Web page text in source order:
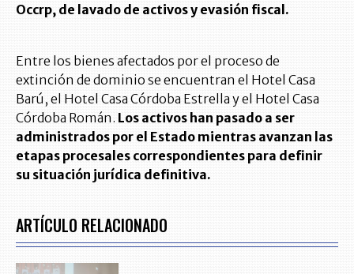
Occrp, de lavado de activos y evasión fiscal.
Entre los bienes afectados por el proceso de
extinción de dominio se encuentran el Hotel Casa
Barú, el Hotel Casa Córdoba Estrella y el Hotel Casa
Córdoba Román. Los activos han pasado a ser
administrados por el Estado mientras avanzan las
etapas procesales correspondientes para definir
su situación jurídica definitiva.
ARTÍCULO RELACIONADO